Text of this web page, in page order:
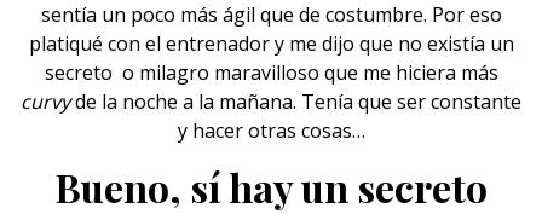
sentía un poco más ágil que de costumbre. Por eso
platiqué con el entrenador y me dijo que no existía un
secreto o milagro maravilloso que me hiciera más
curvyde la noche a la mañana. Tenía que ser constante
y hacer otras cosas…
Bueno, sí hay un secreto